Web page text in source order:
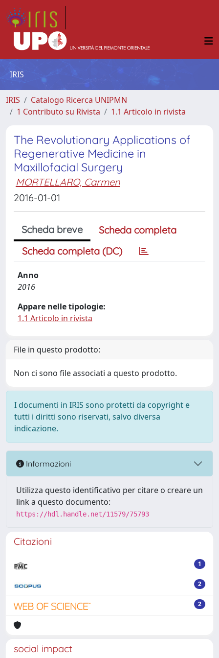
IRIS
IRIS
Catalogo Ricerca UNIPMN
1 Contributo su Rivista
1.1 Articolo in rivista
The Revolutionary Applications of
Regenerative Medicine in
Maxillofacial Surgery
MORTELLARO, Carmen
2016-01-01
Scheda breve
Scheda completa
Scheda completa (DC)
Anno
2016
Appare nelle tipologie:
1.1 Articolo in rivista
File in questo prodotto:
Non ci sono file associati a questo prodotto.
I documenti in IRIS sono protetti da copyright e
tutti i diritti sono riservati, salvo diversa
indicazione.
Informazioni
Utilizza questo identificativo per citare o creare un
link a questo documento:
https://hdl.handle.net/11579/75793
Citazioni
1
2
2
social impact